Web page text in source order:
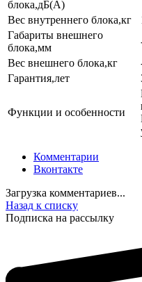
блока,дБ(А)
Вес внутреннего блока,кг
Габариты внешнего
блока,мм
Вес внешнего блока,кг
Гарантия,лет
Функции и особенности
Комментарии
Вконтакте
Загрузка комментариев...
Назад к списку
Подписка на рассылку